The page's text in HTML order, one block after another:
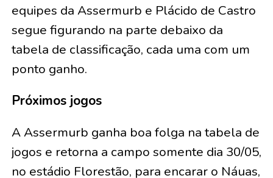
equipes da Assermurb e Plácido de Castro
segue figurando na parte debaixo da
tabela de classificação, cada uma com um
ponto ganho.
Próximos jogos
A Assermurb ganha boa folga na tabela de
jogos e retorna a campo somente dia 30/05,
no estádio Florestão, para encarar o Náuas,